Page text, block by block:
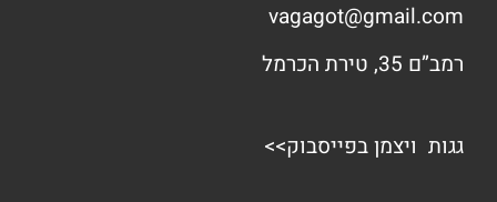
vagagot@gmail.com
רמב”ם 35, טירת הכרמל
גגות ויצמן בפייסבוק>>